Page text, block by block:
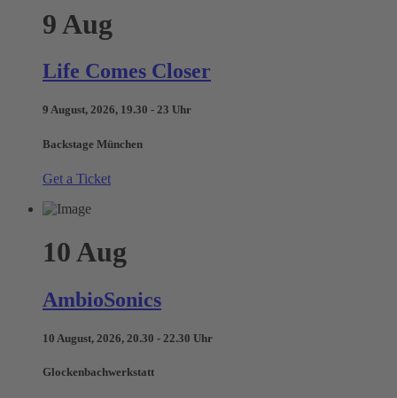
9 Aug
Life Comes Closer
9 August, 2026, 19.30 - 23 Uhr
Backstage München
Get a Ticket
10Aug
AmbioSonics
10 August, 2026, 20.30 - 22.30 Uhr
Glockenbachwerkstatt